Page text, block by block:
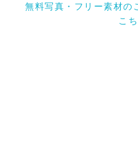
無料写真・フリー素材の
こ